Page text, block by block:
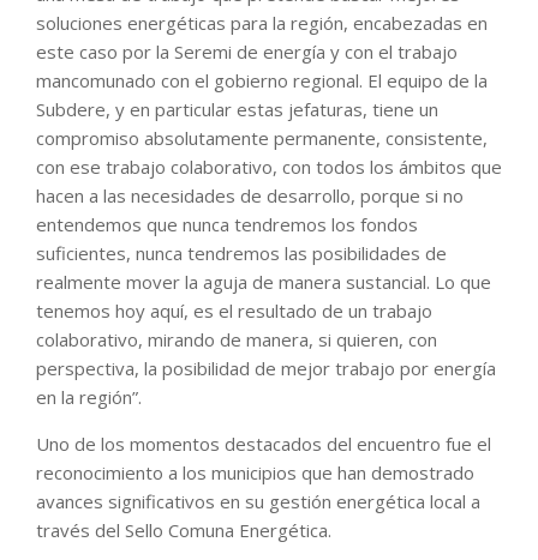
soluciones energéticas para la región, encabezadas en
este caso por la Seremi de energía y con el trabajo
mancomunado con el gobierno regional. El equipo de la
Subdere, y en particular estas jefaturas, tiene un
compromiso absolutamente permanente, consistente,
con ese trabajo colaborativo, con todos los ámbitos que
hacen a las necesidades de desarrollo, porque si no
entendemos que nunca tendremos los fondos
suficientes, nunca tendremos las posibilidades de
realmente mover la aguja de manera sustancial. Lo que
tenemos hoy aquí, es el resultado de un trabajo
colaborativo, mirando de manera, si quieren, con
perspectiva, la posibilidad de mejor trabajo por energía
en la región”.
Uno de los momentos destacados del encuentro fue el
reconocimiento a los municipios que han demostrado
avances significativos en su gestión energética local a
través del Sello Comuna Energética.